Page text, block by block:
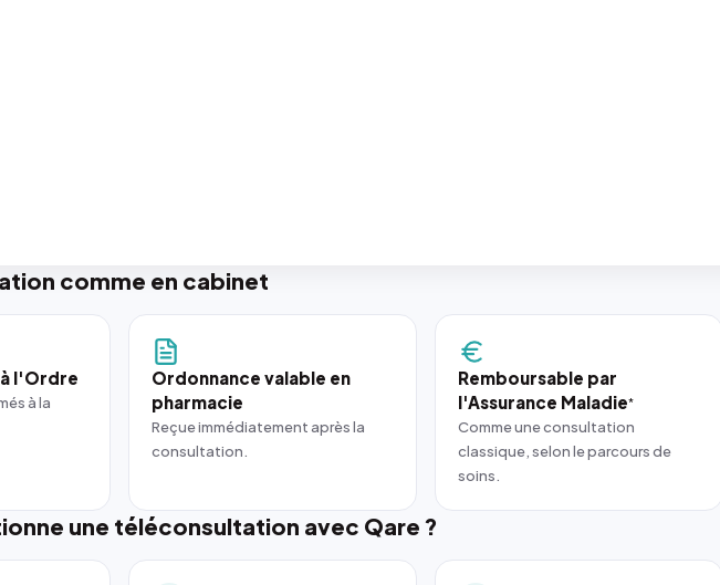
comme en cabinet
l'Ordre
à la
Ordonnance valable en
pharmacie
Reçue immédiatement après la
consultation.
Remboursable par
l'Assurance Maladie*
Comme une consultation
classique, selon le parcours de
soins.
une téléconsultation avec Qare ?